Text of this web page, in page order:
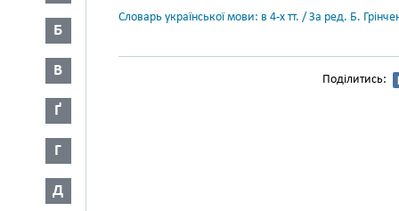
Б
В
Ґ
Г
Д
Словарь української мови: в 4-х тт. / За ред. Б.
Поділитись: